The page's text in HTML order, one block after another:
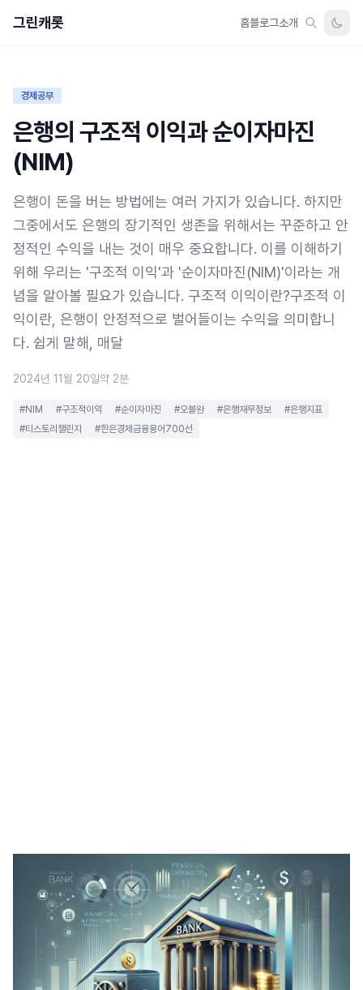
그린캐롯 홈블로그소개
경제공부
은행의 구조적 이익과 순이자마진
(NIM)
은행이 돈을 버는 방법에는 여러 가지가 있습니다. 하지만
그중에서도 은행의 장기적인 생존을 위해서는 꾸준하고 안
정적인 수익을 내는 것이 매우 중요합니다. 이를 이해하기
위해 우리는 '구조적 이익'과 '순이자마진(NIM)'이라는 개
념을 알아볼 필요가 있습니다. 구조적 이익이란?구조적 이
익이란, 은행이 안정적으로 벌어들이는 수익을 의미합니
다. 쉽게 말해, 매달
2024년 11월 20일약 2분
#NIM #구조적이익 #순이자마진 #오블완 #은행재무정보
#은행지표
#티스토리챌린지
#한은경제금융용어700선